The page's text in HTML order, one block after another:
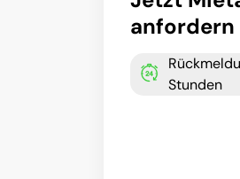
anfordern
Stunden